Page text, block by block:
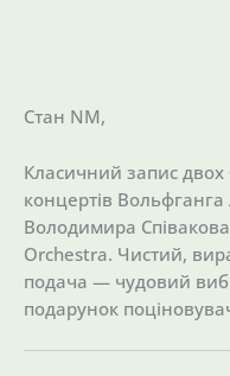
Стан NM,
Класичний запис
концертів
Володимира
Orchestra. Чистий,
подача — чудовий
подарунок